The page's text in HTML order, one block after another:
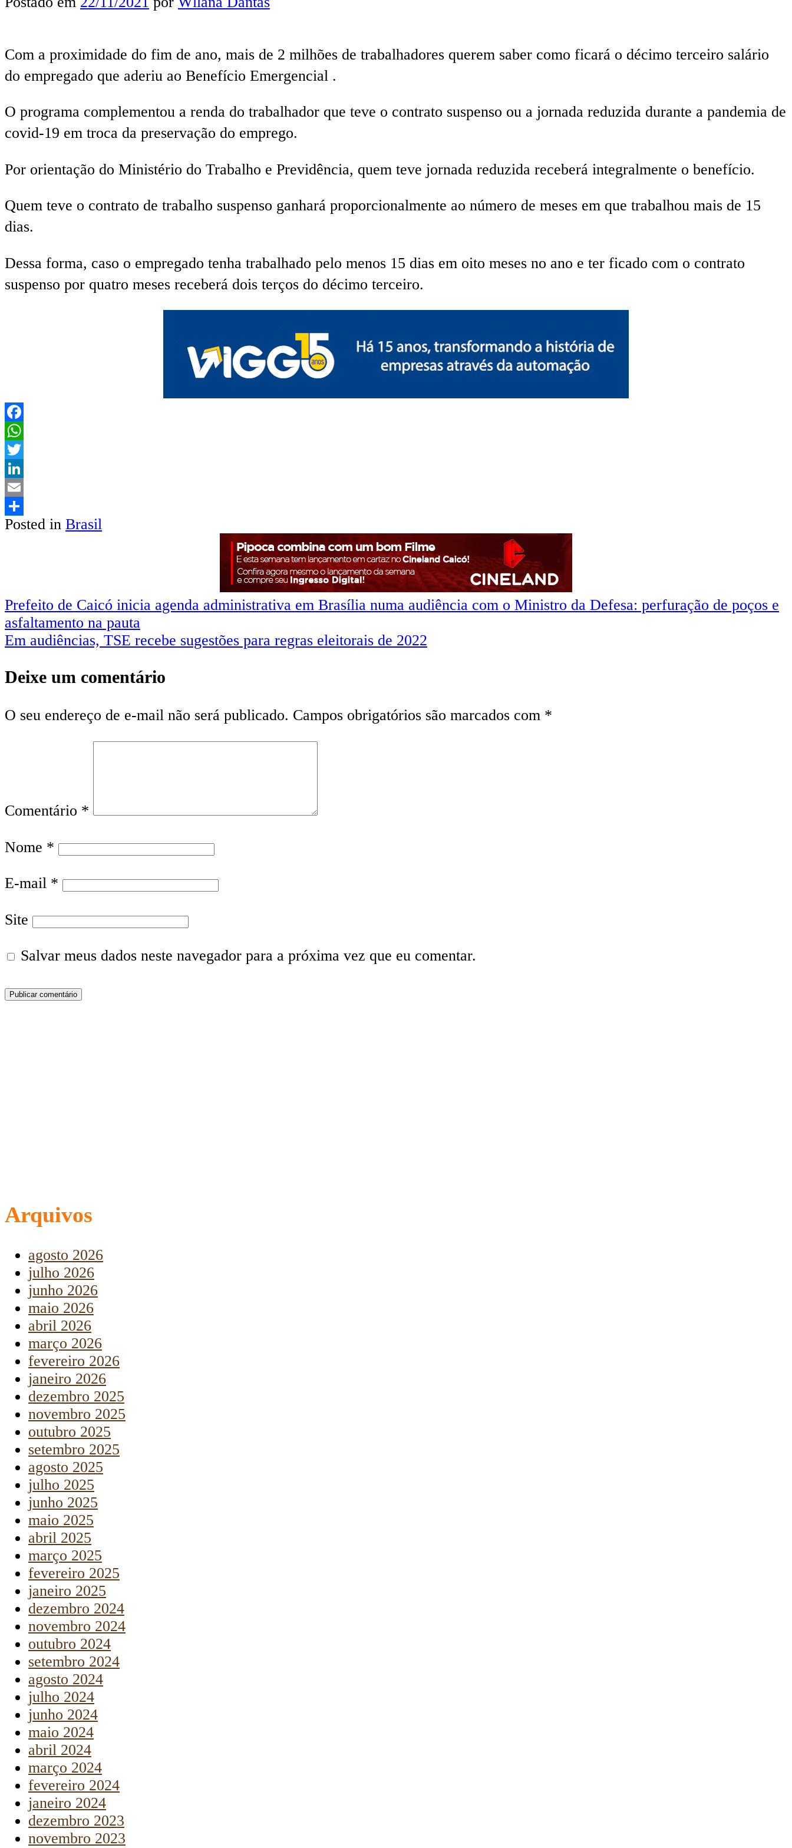
Com a proximidade do fim de ano, mais de 2 milhões de trabalhadores querem saber como ficará o décimo terceiro salário
do empregado que aderiu ao Benefício Emergencial .
O programa complementou a renda do trabalhador que teve o contrato suspenso ou a jornada reduzida durante a pandemia de
covid-19 em troca da preservação do emprego.
Por orientação do Ministério do Trabalho e Previdência, quem teve jornada reduzida receberá integralmente o benefício.
Quem teve o contrato de trabalho suspenso ganhará proporcionalmente ao número de meses em que trabalhou mais de 15
dias.
Dessa forma, caso o empregado tenha trabalhado pelo menos 15 dias em oito meses no ano e ter ficado com o contrato
suspenso por quatro meses receberá dois terços do décimo terceiro.
Facebook
WhatsApp
Twitter
LinkedIn
Email
Share
Posted in Brasil
Navegação
de
Prefeito de Caicó inicia agenda administrativa em Brasília numa audiência com o Ministro da Defesa: perfuração de poços e
asfaltamento na pauta
Em audiências, TSE recebe sugestões para regras eleitorais de 2022
Deixe um comentário
O seu endereço de e-mail não será publicado. Campos obrigatórios são marcados com *
Comentário *
Nome *
E-mail *
Site
Salvar meus dados neste navegador para a próxima vez que eu comentar.
Arquivos
agosto 2026
julho 2026
junho 2026
maio 2026
abril 2026
março 2026
fevereiro 2026
janeiro 2026
dezembro 2025
novembro 2025
outubro 2025
setembro 2025
agosto 2025
julho 2025
junho 2025
maio 2025
abril 2025
março 2025
fevereiro 2025
janeiro 2025
dezembro 2024
novembro 2024
outubro 2024
setembro 2024
agosto 2024
julho 2024
junho 2024
maio 2024
abril 2024
março 2024
fevereiro 2024
janeiro 2024
dezembro 2023
novembro 2023